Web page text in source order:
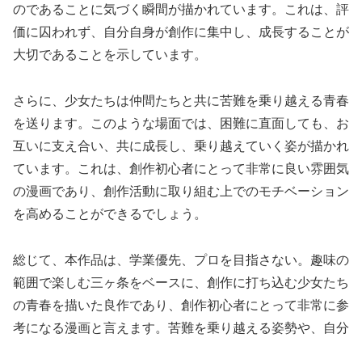
のであることに気づく瞬間が描かれています。これは、評
価に囚われず、自分自身が創作に集中し、成長することが
大切であることを示しています。
さらに、少女たちは仲間たちと共に苦難を乗り越える青春
を送ります。このような場面では、困難に直面しても、お
互いに支え合い、共に成長し、乗り越えていく姿が描かれ
ています。これは、創作初心者にとって非常に良い雰囲気
の漫画であり、創作活動に取り組む上でのモチベーション
を高めることができるでしょう。
総じて、本作品は、学業優先、プロを目指さない。趣味の
範囲で楽しむ三ヶ条をベースに、創作に打ち込む少女たち
の青春を描いた良作であり、創作初心者にとって非常に参
考になる漫画と言えます。苦難を乗り越える姿勢や、自分